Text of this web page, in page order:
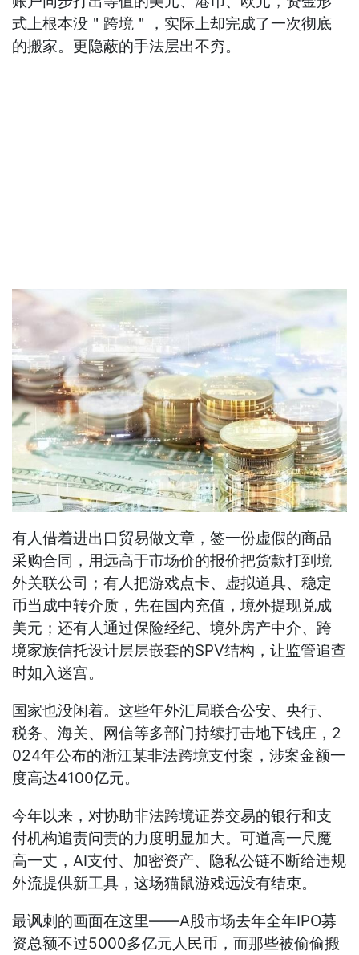
式上根本没＂跨境＂，实际上却完成了一次彻底
的搬家。更隐蔽的手法层出不穷。
有人借着进出口贸易做文章，签一份虚假的商品
采购合同，用远高于市场价的报价把货款打到境
外关联公司；有人把游戏点卡、虚拟道具、稳定
币当成中转介质，先在国内充值，境外提现兑成
美元；还有人通过保险经纪、境外房产中介、跨
境家族信托设计层层嵌套的SPV结构，让监管追查
时如入迷宫。
国家也没闲着。这些年外汇局联合公安、央行、
税务、海关、网信等多部门持续打击地下钱庄，2
024年公布的浙江某非法跨境支付案，涉案金额一
度高达4100亿元。
今年以来，对协助非法跨境证券交易的银行和支
付机构追责问责的力度明显加大。可道高一尺魔
高一丈，AI支付、加密资产、隐私公链不断给违规
外流提供新工具，这场猫鼠游戏远没有结束。
最讽刺的画面在这里——A股市场去年全年IPO募
资总额不过5000多亿元人民币，而那些被偷偷搬